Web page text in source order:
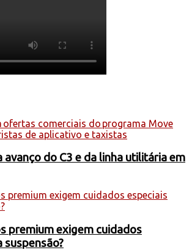
avanço do C3 e da linha utilitária em
premium exigem cuidados
suspensão?